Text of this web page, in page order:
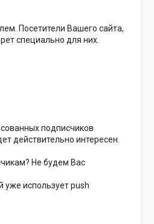
Посетители Вашего сайта,
специально для них.
подписчиков
действительно интересен.
Не будем Вас
уже использует push